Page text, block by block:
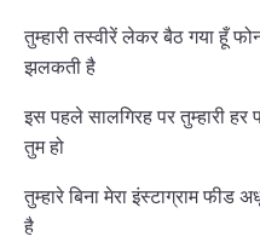
तुम्हारी तस्वीरें लेकर बैठ गया हूँ
झलकती है
इस पहले सालगिरह पर तुम्हारी हर
तुम हो
तुम्हारे बिना मेरा इंस्टाग्राम फीड
है